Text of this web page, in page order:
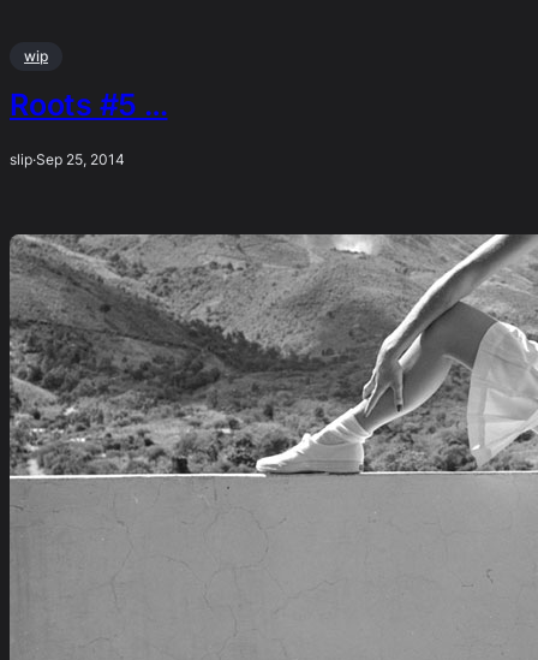
wip
Roots #5 …
slip·Sep 25, 2014